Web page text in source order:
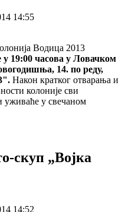
14:55
19:00 часова у Ловачком
14. по реду,
Након кратког отварања и
колоније сви
уживаће у свечаном
скуп „Војка
14:52